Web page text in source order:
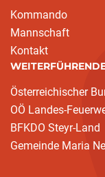
Kommando
Mannschaft
Kontakt
Österreichischer
OÖ Landes-
BFKDO Steyr-Land
Gemeinde Maria